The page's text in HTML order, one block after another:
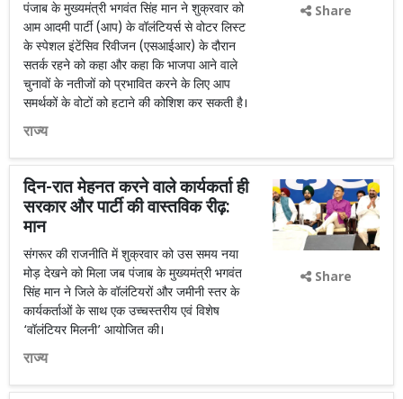
पंजाब के मुख्यमंत्री भगवंत सिंह मान ने शुक्रवार को
आम आदमी पार्टी (आप) के वॉलंटियर्स से वोटर लिस्ट
के स्पेशल इंटेंसिव रिवीजन (एसआईआर) के दौरान
सतर्क रहने को कहा और कहा कि भाजपा आने वाले
चुनावों के नतीजों को प्रभावित करने के लिए आप
समर्थकों के वोटों को हटाने की कोशिश कर सकती है।
राज्य
Share
दिन-रात मेहनत करने वाले कार्यकर्ता ही
सरकार और पार्टी की वास्तविक रीढ़:
मान
संगरूर की राजनीति में शुक्रवार को उस समय नया
मोड़ देखने को मिला जब पंजाब के मुख्यमंत्री भगवंत
सिंह मान ने जिले के वॉलंटियरों और जमीनी स्तर के
कार्यकर्ताओं के साथ एक उच्चस्तरीय एवं विशेष
‘वॉलंटियर मिलनी’ आयोजित की।
राज्य
Share